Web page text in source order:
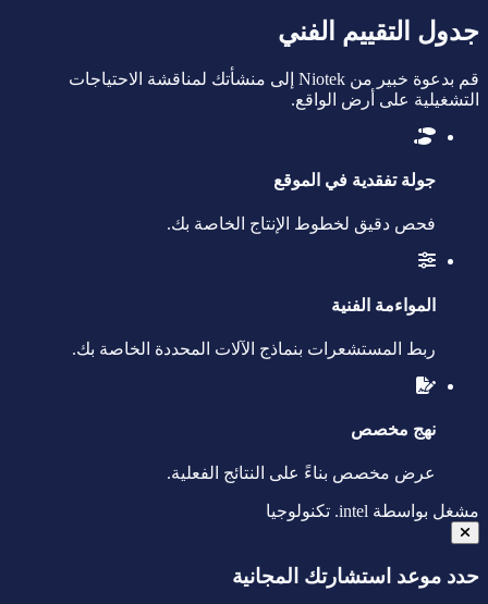
جدول التقييم الفني
قم بدعوة خبير من Niotek إلى منشأتك لمناقشة الاحتياجات
التشغيلية على أرض الواقع.
جولة تفقدية في الموقع
فحص دقيق لخطوط الإنتاج الخاصة بك.
المواءمة الفنية
ربط المستشعرات بنماذج الآلات المحددة الخاصة بك.
نهج مخصص
عرض مخصص بناءً على النتائج الفعلية.
مشغل بواسطة intel. تكنولوجيا
حدد موعد استشارتك المجانية